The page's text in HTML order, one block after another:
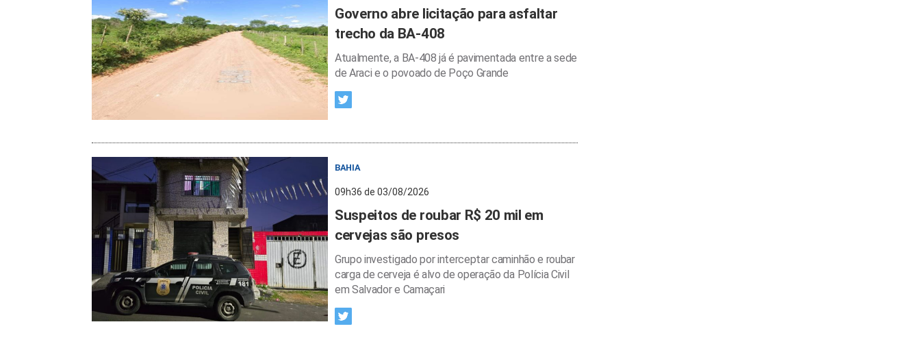
Governo abre licitação para asfaltar
trecho da BA-408
Atualmente, a BA-408 já é pavimentada entre a sede
de Araci e o povoado de Poço Grande
BAHIA
09h36 de 03/08/2026
Suspeitos de roubar R$ 20 mil em
cervejas são presos
Grupo investigado por interceptar caminhão e roubar
carga de cerveja é alvo de operação da Polícia Civil
em Salvador e Camaçari